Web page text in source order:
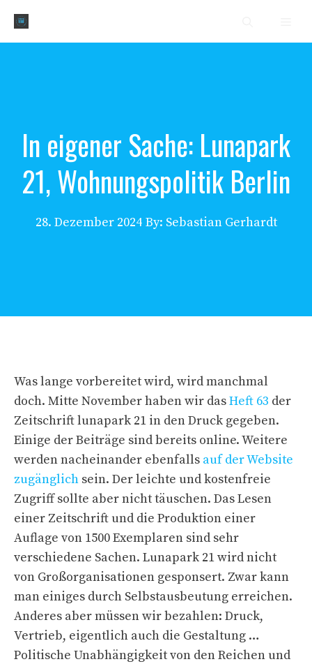
Inhalt
springen
In eigener Sache: Lunapark
21, Wohnungspolitik Berlin
28. Dezember 2024 By: Sebastian Gerhardt
Was lange vorbereitet wird, wird manchmal
doch. Mitte November haben wir dasHeft 63 der
Zeitschrift lunapark 21 in den Druck gegeben.
Einige der Beiträge sind bereits online. Weitere
werden nacheinander ebenfalls auf der Website
zugänglich sein. Der leichte und kostenfreie
Zugriff sollte aber nicht täuschen. Das Lesen
einer Zeitschrift und die Produktion einer
Auflage von 1500 Exemplaren sind sehr
verschiedene Sachen. Lunapark 21 wird nicht
von Großorganisationen gesponsert. Zwar kann
man einiges durch Selbstausbeutung erreichen.
Anderes aber müssen wir bezahlen: Druck,
Vertrieb, eigentlich auch die Gestaltung …
Politische Unabhängigkeit von den Reichen und